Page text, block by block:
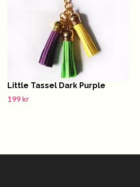
Little Tassel Dark Purple
199 kr